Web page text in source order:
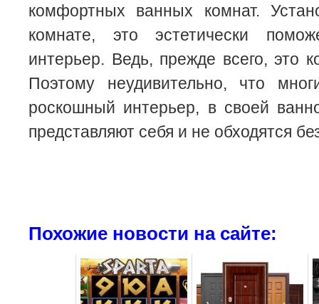
комфортных ванных комнат.
комнате, это эстетически
интерьер. Ведь, прежде всего, это
Поэтому неудивительно, что
роскошный интерьер, в своей
представляют себя и не обходятся
Похожие новости на сайте: